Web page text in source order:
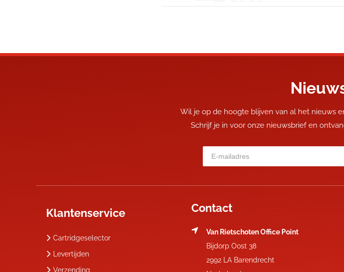
Wil je op de hoogte blijven van al het nieuws
Schrijf je in voor onze nieuwsbrief en
Klantenservice
Cartridgeselector
Levertijden
Verzending
Contact
Van Rietschoten Office Point
Bijdorp Oost 38
2992 LA Barendrecht